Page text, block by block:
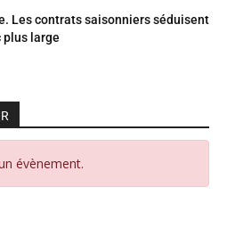
Les contrats saisonniers séduisent
plus large
évènement.